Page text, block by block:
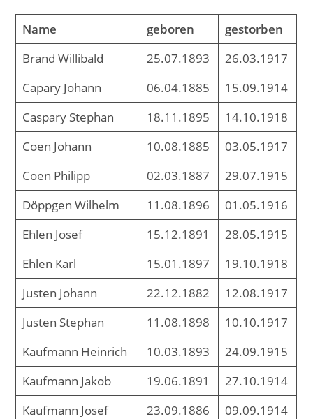
Name geboren
gestorben
Brand Willibald
25.07.1893
26.03.1917
Capary Johann
06.04.1885
15.09.1914
Caspary Stephan
18.11.1895
14.10.1918
Coen Johann
10.08.1885
03.05.1917
Coen Philipp
02.03.1887
29.07.1915
Döppgen Wilhelm
11.08.1896
01.05.1916
Ehlen Josef
15.12.1891
28.05.1915
Ehlen Karl
15.01.1897
19.10.1918
Justen Johann
22.12.1882
12.08.1917
Justen Stephan
11.08.1898
10.10.1917
Kaufmann Heinrich
10.03.1893
24.09.1915
Kaufmann Jakob
19.06.1891
27.10.1914
Kaufmann Josef
23.09.1886
09.09.1914